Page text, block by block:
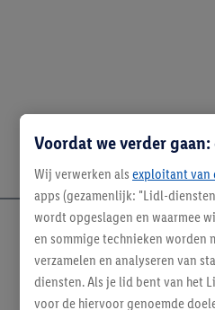
Voordat we verder
Wij verwerken als exploitant van
apps (gezamenlijk: "Lidl-
wordt opgeslagen en waarmee
en sommige technieken
verzamelen en analyseren van
diensten. Als je lid bent van het
voor de hiervoor genoemde